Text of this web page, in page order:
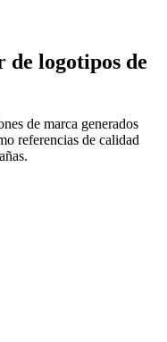
logotipos de
de marca generados
referencias de calidad